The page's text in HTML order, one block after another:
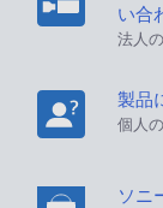
い合
法人
製品
個人
ソニ